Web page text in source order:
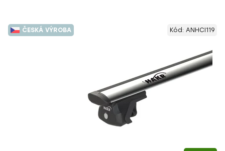
ČESKÁ VÝROBA Kód: ANHCI119